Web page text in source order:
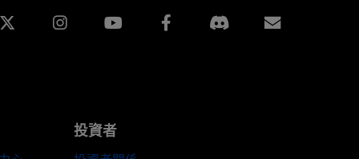
Instagram Facebook
投資者